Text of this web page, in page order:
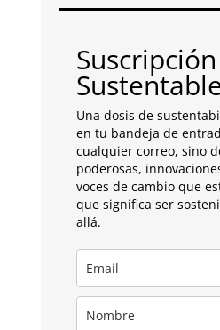
Una dosis de
en tu bandeja de
cualquier correo, sino
poderosas,
voces de cambio que
que significa ser
allá.